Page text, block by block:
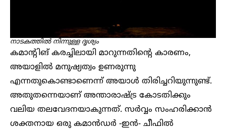
നാടകത്തിൽ നിന്നുള്ള ദൃശ്യം
കമാന്റിങ് കരച്ചിലായി മാറുന്നതിന്റെ കാരണം,
അയാളിൽ മനുഷ്യത്വം ഉണരുന്നു
എന്നതുകൊണ്ടാണെന്ന് അയാൾ തിരിച്ചറിയുന്നുണ്ട്.
അതുതന്നെയാണ് അന്താരാഷ്ട്ര കോടതിക്കും
വലിയ തലവേദനയാകുന്നത്. സർവ്വം സംഹരിക്കാൻ
ശക്തനായ ഒരു കമാൻഡർ -ഇൻ- ചീഫിൽ